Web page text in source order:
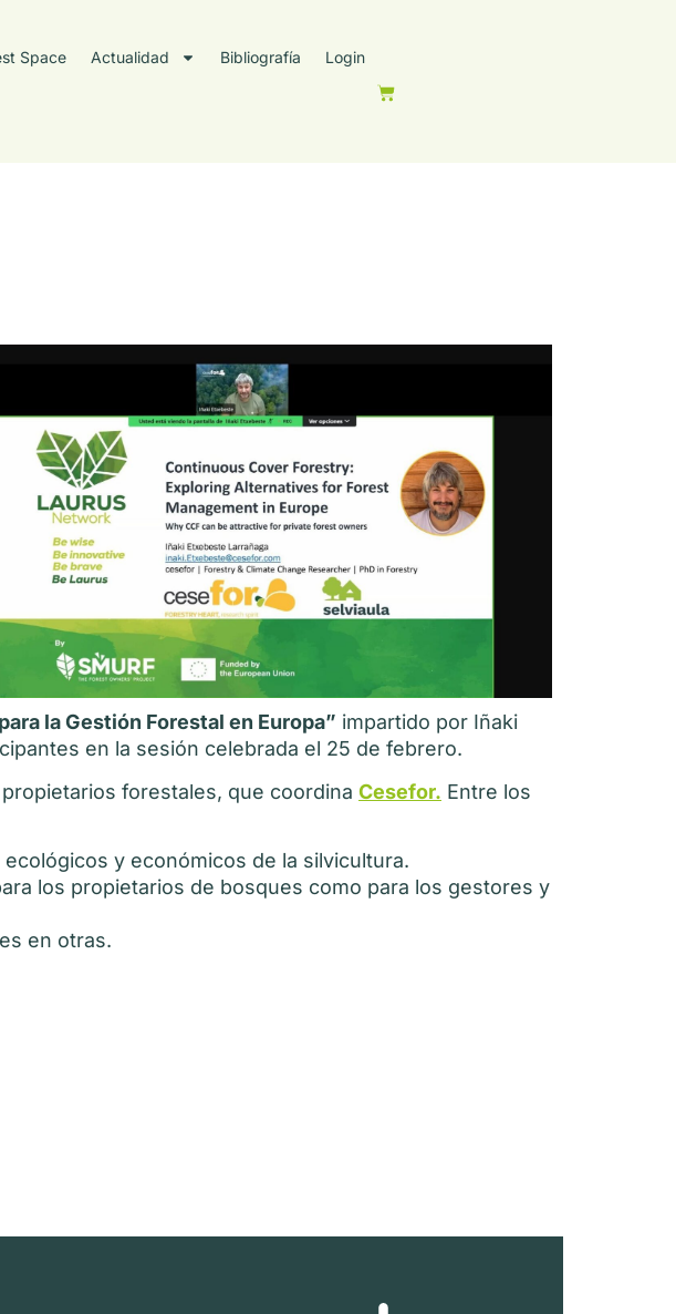
Space Actualidad Bibliografía Login
la Gestión Forestal en Europa” impartido por Iñaki
en la sesión celebrada el 25 de febrero.
forestales, que coordina Cesefor. Entre los
y económicos de la silvicultura.
los propietarios de bosques como para los gestores y
en otras.